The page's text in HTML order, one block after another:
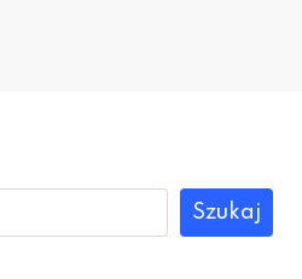
Szukaj